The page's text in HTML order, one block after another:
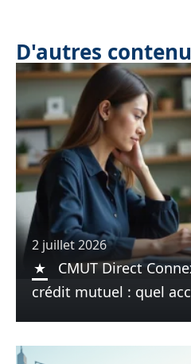
D'autres
2 juillet 2026
CMUT Direct
crédit mutuel : quel